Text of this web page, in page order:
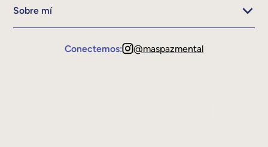
Sobre mí
Conectemos: @maspazmental